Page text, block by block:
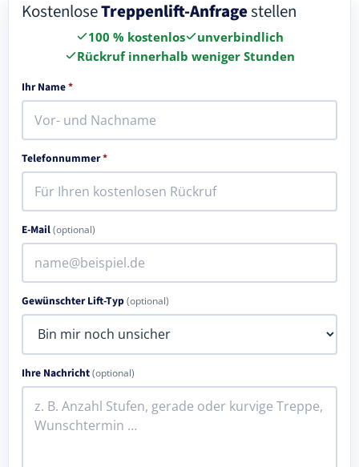
KostenloseTreppenlift-Anfragestellen
100 % kostenlos
unverbindlich
Rückruf innerhalb weniger Stunden
Ihr Name*
Telefonnummer*
E-Mail(optional)
Gewünschter Lift-Typ(optional)
Ihre Nachricht(optional)